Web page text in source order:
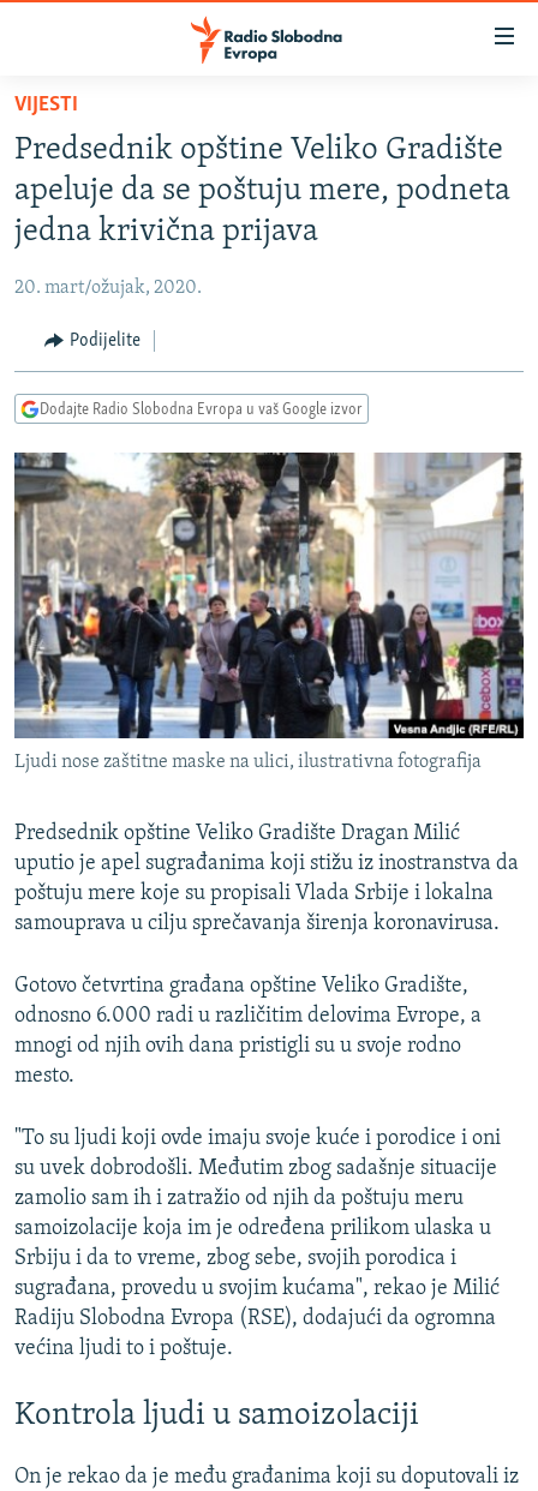
Pređite
glavni
sadržaj
Pređite
na
glavnu
Pređite
na
pretragu
VIJESTI
BOSNA I HERCEGOVINA
SRBIJA
CRNA GORA
VIZUELNO
INFOGRAFIKE
RAT U UKRAJINI
KINA NA BALKANU
RSE PRIČE IZ SVIJETA
ISPRIČAJ MI
DNEVNO@RSE
SPECIJALI RSE
VIŠE OD NASLOVA
GENOCID U SREBRENICI
TV LIBERTY
POST SCRIPTUM
MOJA EVROPA
SVE KARTE DEJTONA
NASTANAK I RASPAD JUGOSLAVIJE
PRATITE NAS
Sve RFE/RL stranice
VIJESTI
Predsednik opštine Veliko Gradište
apeluje da se poštuju mere, podneta
jedna krivična prijava
20. mart/ožujak, 2020.
Podijelite
Dodajte Radio Slobodna Evropa u vaš Google izvor
Ljudi nose zaštitne maske na ulici, ilustrativna fotografija
Predsednik opštine Veliko Gradište Dragan Milić
uputio je apel sugrađanima koji stižu iz inostranstva da
poštuju mere koje su propisali Vlada Srbije i lokalna
samouprava u cilju sprečavanja širenja koronavirusa.
Gotovo četvrtina građana opštine Veliko Gradište,
odnosno 6.000 radi u različitim delovima Evrope, a
mnogi od njih ovih dana pristigli su u svoje rodno
mesto.
"To su ljudi koji ovde imaju svoje kuće i porodice i oni
su uvek dobrodošli. Međutim zbog sadašnje situacije
zamolio sam ih i zatražio od njih da poštuju meru
samoizolacije koja im je određena prilikom ulaska u
Srbiju i da to vreme, zbog sebe, svojih porodica i
sugrađana, provedu u svojim kućama", rekao je Milić
Radiju Slobodna Evropa (RSE), dodajući da ogromna
većina ljudi to i poštuje.
Kontrola ljudi u samoizolaciji
On je rekao da je među građanima koji su doputovali iz